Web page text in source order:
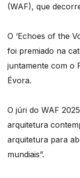
(WAF), que
O ‘Echoes of the
foi premiado na
juntamente com o
Évora.
O júri do WAF
arquitetura
arquitetura para
mundiais”.